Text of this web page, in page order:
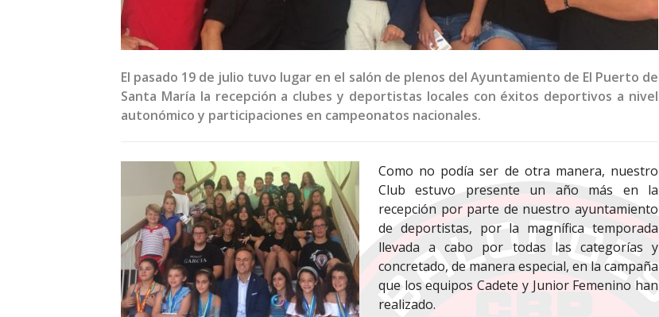
El pasado 19 de julio tuvo lugar en el salón de plenos del Ayuntamiento de El Puerto de
Santa María la recepción a clubes y deportistas locales con éxitos deportivos a nivel
autonómico y participaciones en campeonatos nacionales.
Como no podía ser de otra manera, nuestro
Club estuvo presente un año más en la
recepción por parte de nuestro ayuntamiento
de deportistas, por la magnífica temporada
llevada a cabo por todas las categorías y
concretado, de manera especial, en la campaña
que los equipos Cadete y Junior Femenino han
realizado.